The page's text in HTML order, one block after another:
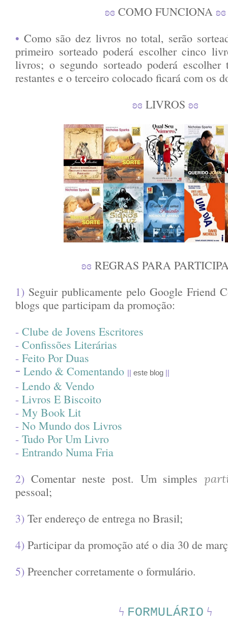
ʚɞ COMO FUNCIONA ʚɞ
• Como são dez livros no total, serão
primeiro sorteado poderá escolher cinco
livros; o segundo sorteado poderá
restantes e o terceiro colocado ficará com os
ʚɞ LIVROS ʚɞ
ʚɞ REGRAS PARA
1) Seguir publicamente pelo Google Friend
blogs que participam da promoção:
- Clube de Jovens Escritores
- Confissões Literárias
- Feito Por Duas
- Lendo & Comentando este blog
- Lendo & Vendo
- Livros E Biscoito
- My Book Lit
- No Mundo dos Livros
- Tudo Por Um Livro
- Entrando Numa Fria
2) Comentar neste post. Um simples
pessoal;
3) Ter endereço de entrega no Brasil;
4) Participar da promoção até o dia 30 de
5) Preencher corretamente o formulário.
ϟ FORMULÁRIO ϟ